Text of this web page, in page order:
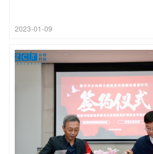
2023-01-09